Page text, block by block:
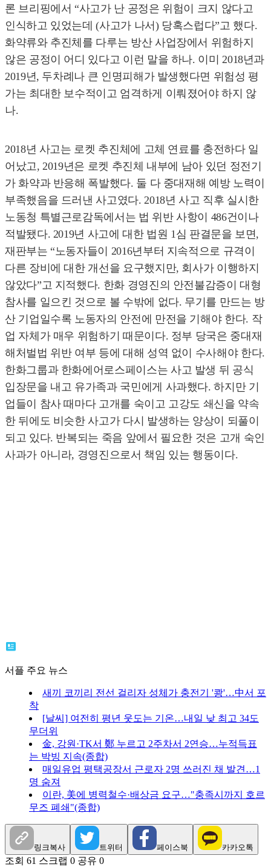
론 브리핑에서 “사고가 난 공정은 위험이 크지 않다고
인식하고 있었는데 (사고가 나서) 당혹스럽다”고 했다.
화약류와 추진체를 다루는 방산 사업장에서 위험하지
않은 공정이 어디 있다고 이런 말을 하나. 이미 2018년과
2019년, 두차례나 큰 인명피해가 발생했다면 위험성 평
가는 최대한 보수적이고 엄격하게 이뤄졌어야 하지 않
나.
2018년 사고는 로켓 추진체에 고체 연료를 충전하다 일
어났고, 2019년은 로켓 추진체 내부에 남아 있던 정전기
가 화약과 반응해 폭발했다. 둘 다 중대재해 예방 노력이
부족했음을 드러낸 사고였다. 2018년 사고 직후 실시한
노동청 특별근로감독에서는 법 위반 사항이 486건이나
적발됐다. 2019년 사고에 대한 법원 1심 판결문을 보면,
재판부는 “노동자들이 2016년부터 지속적으로 규격이
다른 장비에 대한 개선을 요구했지만, 회사가 이행하지
않았다”고 지적했다. 한화 경영진의 안전불감증이 대형
참사를 일으킨 것으로 볼 수밖에 없다. 무기를 만드는 방
산 기업일수록 노동자의 안전에 만전을 기해야 한다. 작
업 자체가 매우 위험하기 때문이다. 정부 당국은 중대재
해처벌법 위반 여부 등에 대해 성역 없이 수사해야 한다.
한화그룹과 한화에어로스페이스는 사고 발생 뒤 공식
입장문을 내고 유가족과 국민에게 사과했다. 하지만 기
업들이 참사 때마다 고개를 숙이고 고강도 쇄신을 약속
한 뒤에도 비슷한 사고가 다시 발생하는 양상이 되풀이
되고 있다. 반복되는 죽음 앞에서 필요한 것은 고개 숙인
사과가 아니라, 경영진으로서 책임 있는 행동이다.
서플 주요 뉴스
새끼 코끼리 전선 걸리자 성체가 충전기 '쾅'…中서 포
착
[날씨] 여전히 평년 웃도는 기온…내일 낮 최고 34도
무더위
金, 강원·TK서 鄭 누르고 2주차서 2연승…누적득표
는 박빙 지속(종합)
매일유업 평택공장서 근로자 2명 쓰러진 채 발견…1
명 숨져
이란, 美에 병력철수·배상금 요구…"충족시까지 호르
무즈 폐쇄"(종합)
링크복사 트위터 페이스북 카카오톡
조회 61 스크랩 0 공유 0